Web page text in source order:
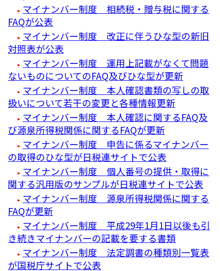
マイナンバー制度 相続税・贈与税に関する
FAQが公表
マイナンバー制度 改正に伴うひな型の新旧
対照表が公表
マイナンバー制度 運用上記載がなくて問題
ないものについてのFAQ及びひな型が更新
マイナンバー制度 本人確認書類の写しの取
扱いについて若干の変更と各種情報更新
マイナンバー制度 本人確認に関するFAQ及
び源泉所得税関係に関するFAQが更新
マイナンバー制度 申告に係るマイナンバー
の取得のひな型が日税連サイトで公表
マイナンバー制度 個人番号の提供・取得に
関する汎用版のサンプルが日税連サイトで公表
マイナンバー制度 源泉所得税関係に関する
FAQが更新
マイナンバー制度 平成29年1月1日以後も引
き続きマイナンバーの記載を要する書類
マイナンバー制度 法定調書の種類別一覧表
が国税庁サイトで公表